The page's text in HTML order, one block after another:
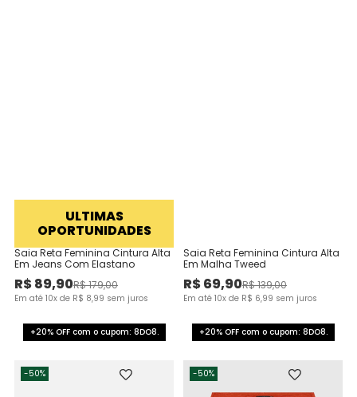
ULTIMAS
OPORTUNIDADES
Saia Reta Feminina Cintura Alta
Em Jeans Com Elastano
R$89,90R$179,00
Em até 10x de R$ 8,99 sem juros
+20% OFF com o cupom: 8DO8.
Saia Reta Feminina Cintura Alta
Em Malha Tweed
R$69,90R$139,00
Em até 10x de R$ 6,99 sem juros
+20% OFF com o cupom: 8DO8.
-50% -50%